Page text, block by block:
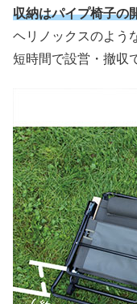
収納はパイプ椅子の
ヘリノックスのよう
短時間で設営・撤収